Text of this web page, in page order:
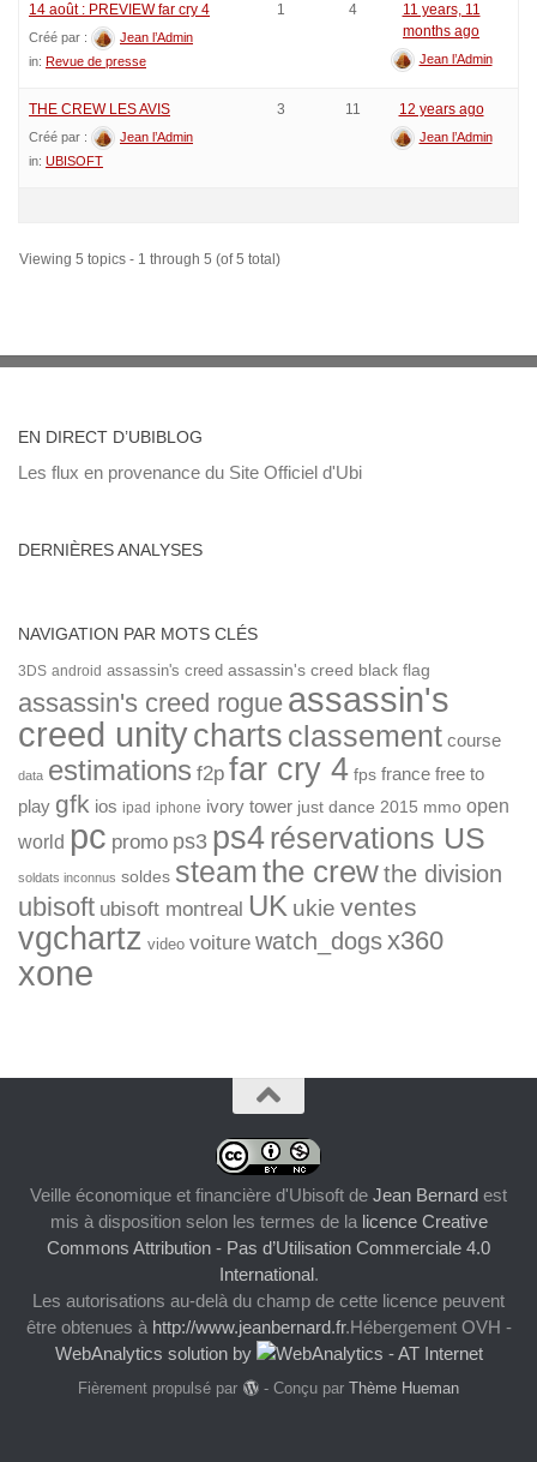
14 août : PREVIEW far cry 4
Créé par :
Jean l’Admin
in: Revue de presse
1 4
11 years, 11
months ago
Jean l’Admin
THE CREW LES AVIS
Créé par :
Jean l’Admin
in: UBISOFT
3 11 12 years ago
Jean l’Admin
Viewing 5 topics - 1 through 5 (of 5 total)
EN DIRECT D’UBIBLOG
Les flux en provenance du Site Officiel d'Ubi
DERNIÈRES ANALYSES
NAVIGATION PAR MOTS CLÉS
3DS android assassin's creed assassin's creed black flag
assassin's creed rogue assassin's
creed unitycharts classement course
data estimations f2p far cry 4 fps france free to
play gfk ios ipad iphone ivory tower just dance 2015 mmo open
world pc promo ps3 ps4réservations US
soldats inconnus soldes steamthe crewthe division
ubisoft ubisoft montreal UK ukie ventes
vgchartz video voiture watch_dogsx360
xone
Veille économique et financière d'Ubisoft de Jean Bernard est
mis à disposition selon les termes de la licence Creative
Commons Attribution - Pas d’Utilisation Commerciale 4.0
International.
Les autorisations au-delà du champ de cette licence peuvent
être obtenues à http://www.jeanbernard.fr.Hébergement OVH -
WebAnalytics solution by
Fièrement propulsé par - Conçu par Thème Hueman